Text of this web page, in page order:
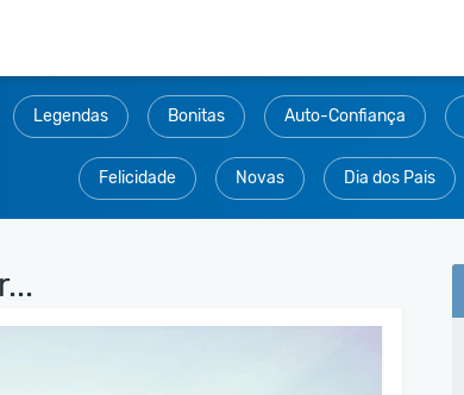
Legendas Bonitas Auto-Confiança
Felicidade Novas Dia dos Pais